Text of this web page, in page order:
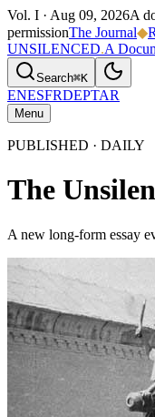
Vol. I · Aug 09, 2026A
permissionThe Journal◆
UNSILENCED.A
Search⌘K
ENESFRDEPTAR
Menu
PUBLISHED · DAILY
The
A new long-form essay